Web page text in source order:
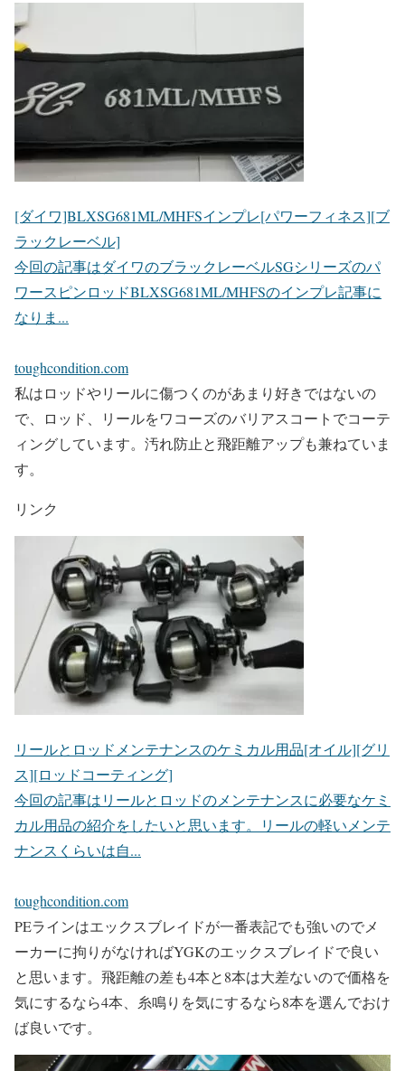
[ダイワ]BLXSG681ML/MHFSインプレ[パワーフィネス][ブ
ラックレーベル]
今回の記事はダイワのブラックレーベルSGシリーズのパ
ワースピンロッドBLXSG681ML/MHFSのインプレ記事に
なりま...
toughcondition.com
私はロッドやリールに傷つくのがあまり好きではないの
で、ロッド、リールをワコーズのバリアスコートでコーテ
ィングしています。汚れ防止と飛距離アップも兼ねていま
す。
リンク
リールとロッドメンテナンスのケミカル用品[オイル][グリ
ス][ロッドコーティング]
今回の記事はリールとロッドのメンテナンスに必要なケミ
カル用品の紹介をしたいと思います。リールの軽いメンテ
ナンスくらいは自...
toughcondition.com
PEラインはエックスブレイドが一番表記でも強いのでメ
ーカーに拘りがなければYGKのエックスブレイドで良い
と思います。飛距離の差も4本と8本は大差ないので価格を
気にするなら4本、糸鳴りを気にするなら8本を選んでおけ
ば良いです。